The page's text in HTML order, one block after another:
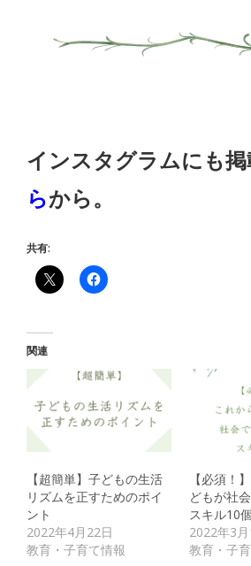
インスタグラムにも
らから。
共有:
関連
【超簡単】子どもの生活
リズムを正すためのポイ
ント
2022年4月22日
教育・子育て情報
【必須！
どもが社
スキル10個
2022年3
教育・子